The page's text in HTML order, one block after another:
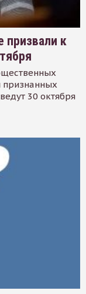
призвали к
признанных
30 октября